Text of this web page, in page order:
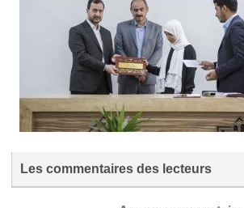
Les commentaires des lecteurs